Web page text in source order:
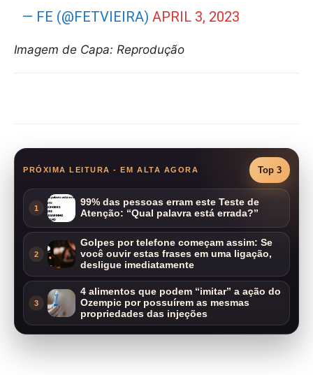
— FE (@FETVIEIRA)APRIL 3, 2023
Imagem de Capa: Reprodução
PRÓXIMA LEITURA - EM ALTA AGORA Top 3
1
99% das pessoas erram este Teste de
Atenção: “Qual palavra está errada?”
2
Golpes por telefone começam assim: Se
você ouvir estas frases em uma ligação,
desligue imediatamente
3
4 alimentos que podem “imitar” a ação do
Ozempic por possuírem as mesmas
propriedades das injeções